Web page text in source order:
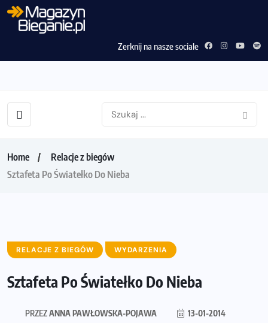
Zerknij na nasze sociale
Home
Relacje z biegów
Sztafeta Po Światełko Do Nieba
RELACJE Z BIEGÓW WYDARZENIA
Sztafeta Po Światełko Do Nieba
PRZEZANNA PAWŁOWSKA-POJAWA 13-01-2014